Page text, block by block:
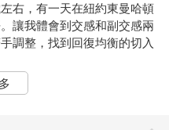
右，有一天在紐約東曼哈頓
讓我體會到交感和副交感兩
調整，找到回復均衡的切入
是再簡單清楚不過了。我激